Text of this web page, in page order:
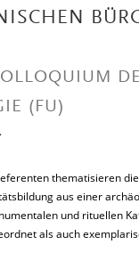
(FU)
thematisieren
aus einer
und rituellen
als auch